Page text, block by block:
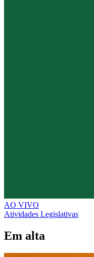
AO VIVO
Atividades Legislativas
Em alta